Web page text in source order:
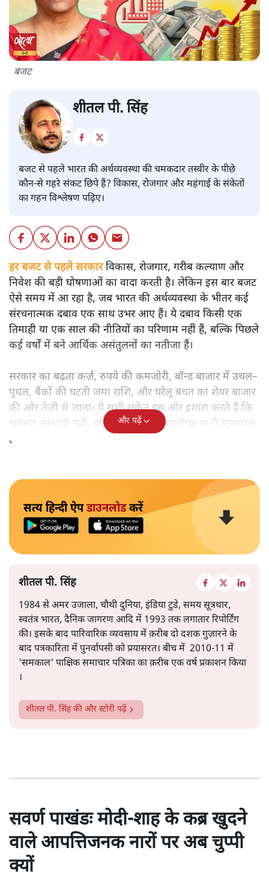
बजट
शीतल पी. सिंह
बजट से पहले भारत की अर्थव्यवस्था की चमकदार तस्वीर के पीछे
कौन-से गहरे संकट छिपे हैं? विकास, रोजगार और महंगाई के संकेतों
का गहन विश्लेषण पढ़िए।
हर बजट से पहले सरकारविकास, रोजगार, गरीब कल्याण और
निवेश की बड़ी घोषणाओं का वादा करती है। लेकिन इस बार बजट
ऐसे समय में आ रहा है, जब भारत की अर्थव्यवस्था के भीतर कई
संरचनात्मक दबाव एक साथ उभर आए हैं। ये दबाव किसी एक
तिमाही या एक साल की नीतियों का परिणाम नहीं हैं, बल्कि पिछले
कई वर्षों में बने आर्थिक असंतुलनों का नतीजा हैं।
सरकार का बढ़ता कर्ज़, रुपये की कमजोरी, बॉन्ड बाजार में उथल–
पुथल, बैंकों की घटती जमा राशि, और घरेलू बचत का शेयर बाजार
की ओर तेज़ी से जाना- ये सभी संकेत इस ओर इशारा करते हैं कि
समस्या अस्थायी नहीं, बल्कि गहरी और प्रणालीगत यानी स्ट्रक्चरल
है।
और पढ़ें
सत्य हिन्दी ऐपडाउनलोडकरें
शीतल पी. सिंह
1984 से अमर उजाला, चौथी दुनिया, इंडिया टुडे, समय सूत्रधार,
स्वतंत्र भारत, दैनिक जागरण आदि में 1993 तक लगातार रिपोर्टिंग
की। इसके बाद पारिवारिक व्यवसाय में क़रीब दो दशक गुज़ारने के
बाद पत्रकारिता में पुनर्वापसी को प्रयासरत। बीच में 2010-11 में
'समकाल' पाक्षिक समाचार पत्रिका का क़रीब एक वर्ष प्रकाशन किया
।
शीतल पी. सिंहकी और स्टोरी पढ़ें
सवर्ण पाखंडः मोदी-शाह के कब्र खुदने
वाले आपत्तिजनक नारों पर अब चुप्पी
क्यों